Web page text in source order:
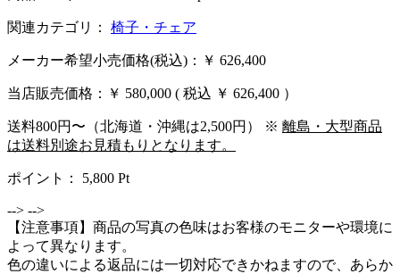
関連カテゴリ： 椅子・チェア
メーカー希望小売価格(税込)：￥ 626,400
当店販売価格： ￥ 580,000 ( 税込 ￥ 626,400 ）
送料800円〜（北海道・沖縄は2,500円） ※ 離島・大型商品
は送料別途お見積もりとなります。
ポイント： 5,800 Pt
--> -->
【注意事項】商品の写真の色味はお客様のモニターや環境に
よって異なります。
色の違いによる返品には一切対応できかねますので、あらか